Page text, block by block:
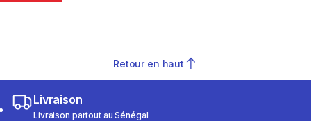
Retour en haut
Livraison
Livraison partout au Sénégal